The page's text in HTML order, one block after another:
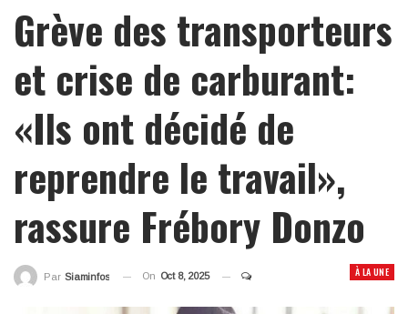
Grève des transporteurs
et crise de carburant:
«Ils ont décidé de
reprendre le travail»,
rassure Frébory Donzo
À LA UNE
Par Siaminfos On Oct 8, 2025